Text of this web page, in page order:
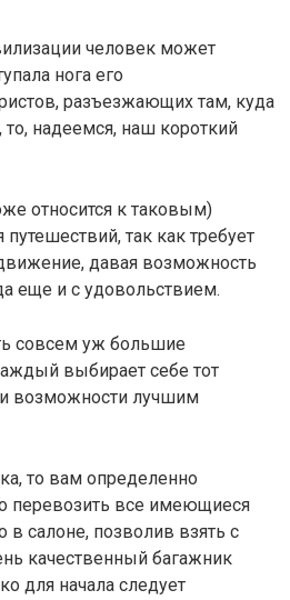
человек может
нога его
разъезжающих там, куда
надеемся, наш короткий
относится к таковым)
так как требует
давая возможность
еще и с удовольствием.
совсем уж большие
выбирает себе тот
возможности лучшим
то вам определенно
перевозить все имеющиеся
салоне, позволив взять с
качественный багажник
для начала следует